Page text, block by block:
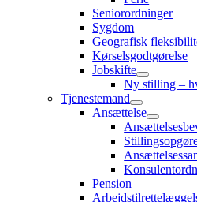
Seniorordninger
Sygdom
Geografisk
Kørselsgodtgørelse
Jobskifte
Ny stilling –
Tjenestemand
Ansættelse
Pension